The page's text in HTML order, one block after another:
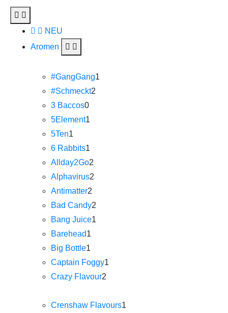
NEU
Aromen
#GangGang1
#Schmeckt2
3 Baccos0
5Element1
5Ten1
6 Rabbits1
Allday2Go2
Alphavirus2
Antimatter2
Bad Candy2
Bang Juice1
Barehead1
Big Bottle1
Captain Foggy1
Crazy Flavour2
Crenshaw Flavours1